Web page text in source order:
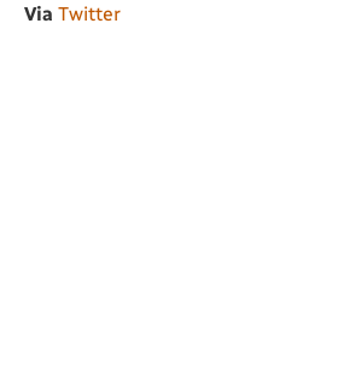
Via Twitter